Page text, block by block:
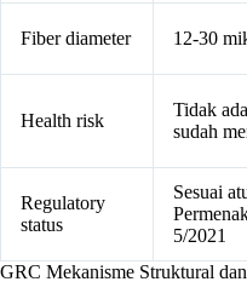
Fiber diameter 12-30
Health risk
Tidak
sudah
Regulatory
status
Sesuai
5/2021
GRC Mekanisme Struktural